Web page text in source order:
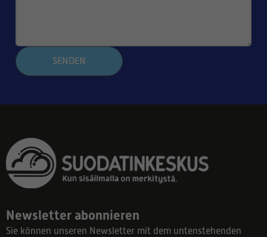
SENDEN
Newsletter abonnieren
Sie können unseren Newsletter mit dem untenstehenden